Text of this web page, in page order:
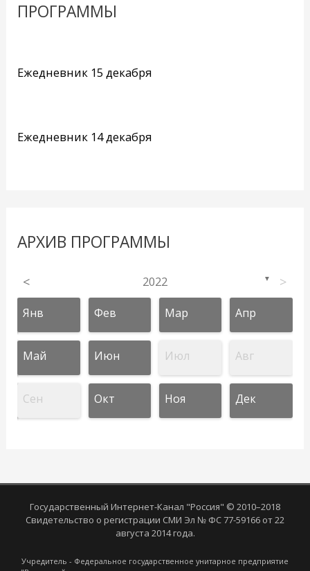
ПРОГРАММЫ
Ежедневник 15 декабря
Ежедневник 14 декабря
АРХИВ ПРОГРАММЫ
< 2022 ▼ >
Янв Фев Мар Апр
Май Июн Июл Авг
Сен Окт Ноя Дек
Государственный Интернет-Канал "Россия" © 2010–2018
Свидетельство о регистрации СМИ Эл № ФС 77-59166 от 22
августа 2014 года.
Учредитель - Федеральное государственное унитарное предприятие